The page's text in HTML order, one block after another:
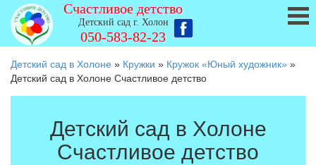
Счастливое детство
Детский сад г. Холон
050-583-82-23
Детский сад в Холоне » Кружки » Кружок «Юный художник» »
Детский сад в Холоне Счастливое детство
Детский сад в Холоне
Счастливое детство